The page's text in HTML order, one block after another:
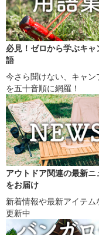
必見！ゼロから学ぶキャ
語
今さら聞けない、キャン
を五十音順に網羅！
アウトドア関連の最新ニ
をお届け
新着情報や最新アイテム
更新中